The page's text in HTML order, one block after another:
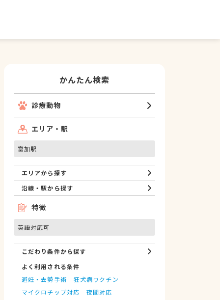
かんたん検索
診療動物
エリア・駅
富加駅
エリアから探す
沿線・駅から探す
特徴
英語対応可
こだわり条件から探す
よく利用される条件
避妊・去勢手術
狂犬病ワクチン
マイクロチップ対応
夜間対応